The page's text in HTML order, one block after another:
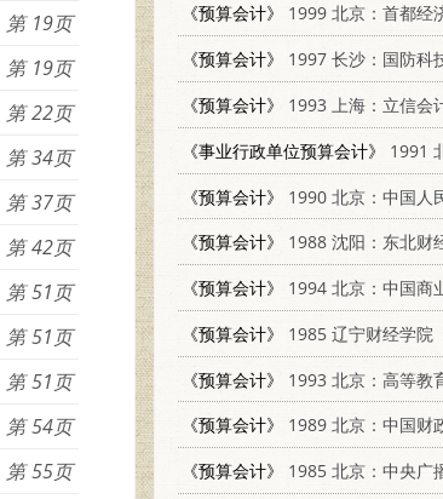
19
19
22
34
37
42
51
51
51
54
55
《预算会计》
1999 北京：首都经济贸易大学
《预算会计》
1997 长沙：国防科技大学
《预算会计》
1993 上海：立信会计出
《事业行政单位预算会计》
1991 北京
《预算会计》
1990 北京：中国人民大学
《预算会计》
1988 沈阳：东北财经大学
《预算会计》
1994 北京：中国商业出
《预算会计》
1985 辽宁财经学院
《预算会计》
1993 北京：高等教育出
《预算会计》
1989 北京：中国财政经济
《预算会计》
1985 北京：中央广播电视大